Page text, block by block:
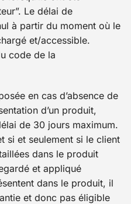
Le délai de
à partir du moment où le
et/accessible.
code de la
en cas d’absence de
d’un produit,
de 30 jours maximum.
si et seulement si le client
dans le produit
et appliqué
dans le produit, il
et donc pas éligible